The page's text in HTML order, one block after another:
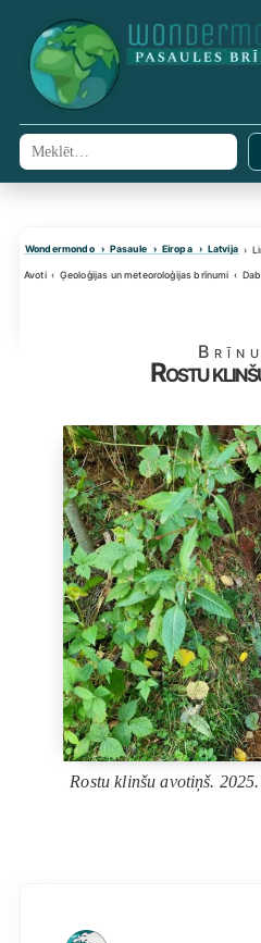
content
Meklēt:
Wondermondo Pasaule Eiropa Latvija
Avoti Ģeoloģijas un meteoroloģijas brīnumi
Rostu
Rostu klinšu avotiņš.